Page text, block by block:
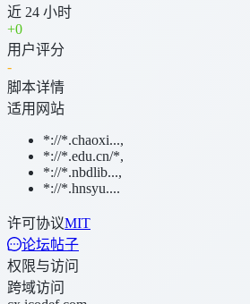
近 24 小时
+0
用户评分
-
脚本详情
适用网站
*://*.chaoxi...,
*://*.edu.cn/*,
*://*.nbdlib...,
*://*.hnsyu....
许可协议MIT
论坛帖子
权限与访问
跨域访问